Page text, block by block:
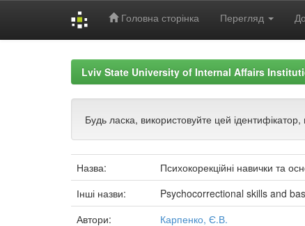
Головна сторінка Перегляд
Lviv State University of Internal Affairs
Будь ласка, використовуйте цей
Назва:
Психокорекційні навички та
Інші назви:
Psychocorrectional skills and
Автори:
Карпенко, Є.В.